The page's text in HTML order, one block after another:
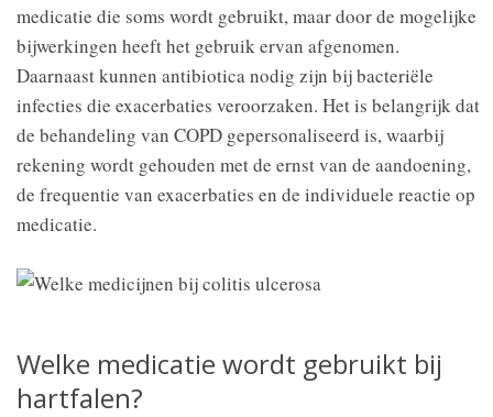
medicatie die soms wordt gebruikt, maar door de mogelijke
bijwerkingen heeft het gebruik ervan afgenomen.
Daarnaast kunnen antibiotica nodig zijn bij bacteriële
infecties die exacerbaties veroorzaken. Het is belangrijk dat
de behandeling van COPD gepersonaliseerd is, waarbij
rekening wordt gehouden met de ernst van de aandoening,
de frequentie van exacerbaties en de individuele reactie op
medicatie.
Welke medicatie wordt gebruikt bij
hartfalen?